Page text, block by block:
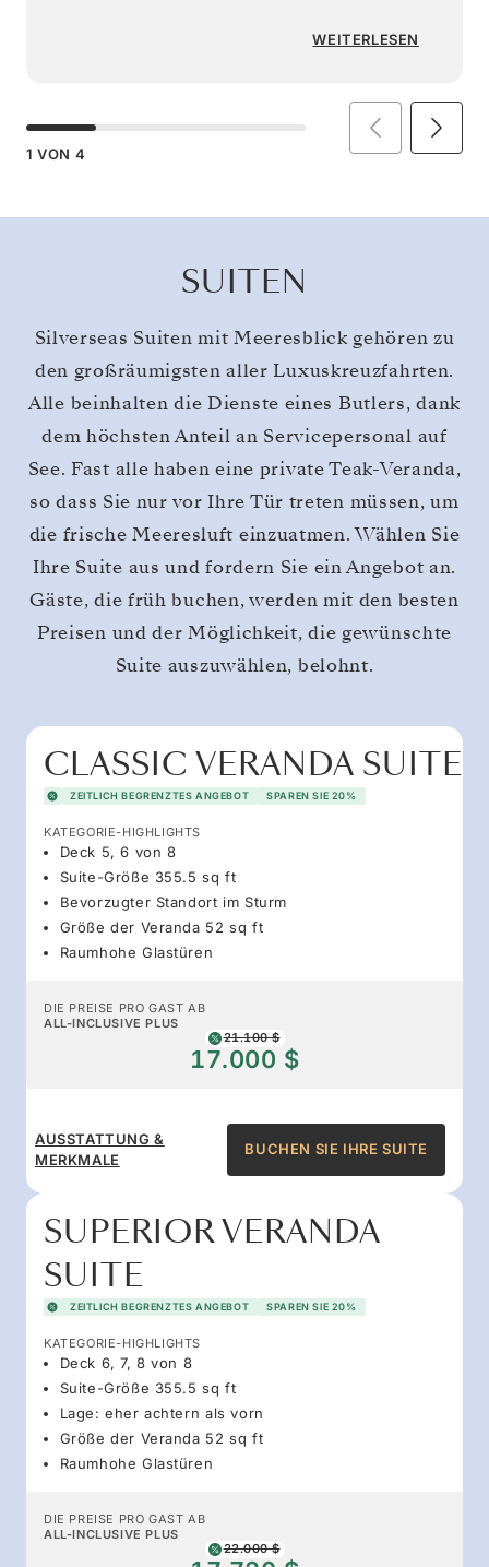
WEITERLESEN
1 VON 4
SUITEN
Silverseas Suiten mit Meeresblick gehören zu
den großräumigsten aller Luxuskreuzfahrten.
Alle beinhalten die Dienste eines Butlers, dank
dem höchsten Anteil an Servicepersonal auf
See. Fast alle haben eine private Teak-Veranda,
so dass Sie nur vor Ihre Tür treten müssen, um
die frische Meeresluft einzuatmen. Wählen Sie
Ihre Suite aus und fordern Sie ein Angebot an.
Gäste, die früh buchen, werden mit den besten
Preisen und der Möglichkeit, die gewünschte
Suite auszuwählen, belohnt.
CLASSIC VERANDA SUITE
ZEITLICH BEGRENZTES ANGEBOT SPAREN SIE 20%
KATEGORIE-HIGHLIGHTS
Deck 5, 6 von 8
Suite-Größe 355.5 sq ft
Bevorzugter Standort im Sturm
Größe der Veranda 52 sq ft
Raumhohe Glastüren
DIE PREISE PRO GAST AB
ALL-INCLUSIVE PLUS
21.100 $
17.000 $
AUSSTATTUNG &
MERKMALE
BUCHEN SIE IHRE SUITE
SUPERIOR VERANDA
SUITE
ZEITLICH BEGRENZTES ANGEBOT SPAREN SIE 20%
KATEGORIE-HIGHLIGHTS
Deck 6, 7, 8 von 8
Suite-Größe 355.5 sq ft
Lage: eher achtern als vorn
Größe der Veranda 52 sq ft
Raumhohe Glastüren
DIE PREISE PRO GAST AB
ALL-INCLUSIVE PLUS
22.000 $